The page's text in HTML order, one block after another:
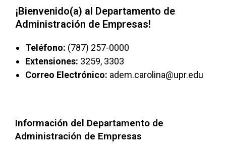
¡Bienvenido(a) al Departamento de
Administración de Empresas!
Teléfono: (787) 257-0000
Extensiones: 3259, 3303
Correo Electrónico: adem.carolina@upr.edu
Información del Departamento de
Administración de Empresas